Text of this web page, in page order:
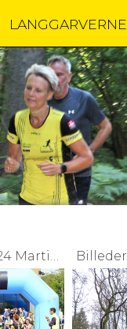
LANGGARVERNE
Hillerød Tri 2024 Martin Schaffer Martin Pedersen Svend Erik Ladefoged